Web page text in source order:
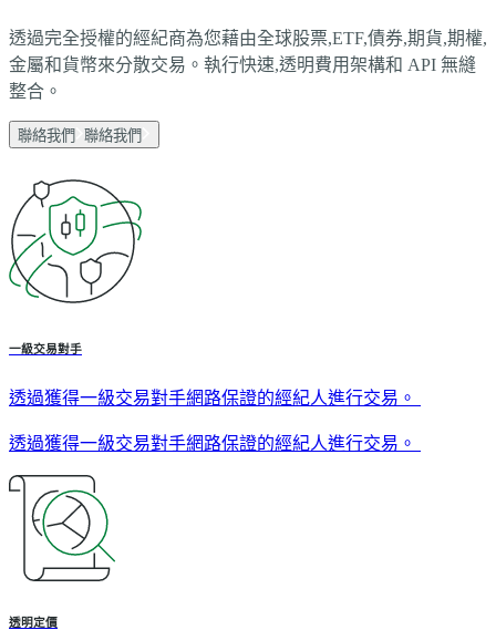
透過完全授權的經紀商為您藉由全球股票,ETF,債券,期貨,期權,
金屬和貨幣來分散交易。執行快速,透明費用架構和 API 無縫
整合。
聯絡我們 聯絡我們
一級交易對手
透過獲得一級交易對手網路保證的經紀人進行交易。
透過獲得一級交易對手網路保證的經紀人進行交易。
透明定價